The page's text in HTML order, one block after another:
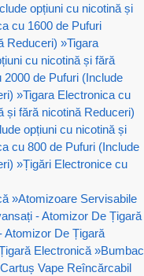
opțiuni cu nicotină și
cu 1600 de Pufuri
Reduceri) »Tigara
cu nicotină și fără
de Pufuri (Include
»Tigara Electronica cu
și fără nicotină Reduceri)
opțiuni cu nicotină și
cu 800 de Pufuri (Include
»Țigări Electronice cu
»Atomizoare Servisabile
- Atomizor De Țigară
Atomizor De Țigară
Electronică »Bumbac
Cartuș Vape Reîncărcabil